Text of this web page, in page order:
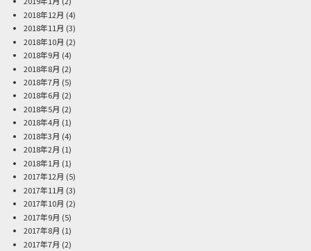
2018年12月 (4)
2018年11月 (3)
2018年10月 (2)
2018年9月 (4)
2018年8月 (2)
2018年7月 (5)
2018年6月 (2)
2018年5月 (2)
2018年4月 (1)
2018年3月 (4)
2018年2月 (1)
2018年1月 (1)
2017年12月 (5)
2017年11月 (3)
2017年10月 (2)
2017年9月 (5)
2017年8月 (1)
2017年7月 (2)